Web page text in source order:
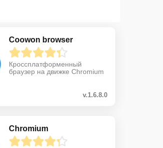
Coowon browser
Кроссплатформенный
браузер на движке Chromium
v.1.6.8.0
Chromium